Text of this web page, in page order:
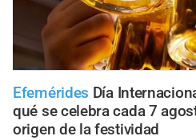
Efemérides Día
qué se celebra cada 7
origen de la festividad